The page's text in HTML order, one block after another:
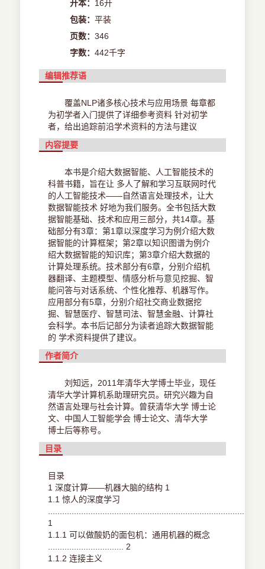
开本： 16开
包装：平装
页数：346
字数：442千字
编辑推荐语
覆盖NLP诸多核心技术与应用场景 每章都
为初学者入门提供了详细参考资料 针对初学
者，给出追踪前沿学术资料的方法与建议
内容提要
本书是介绍大数据智能、人工智能技术的
科普书籍，旨在让 多人了解和学习互联网时代
的人工智能技术——自然语言处理技术，让大
数据智能技术 好地为我们服务。全书包括大数
据智能基础、技术和应用三部分，共14章。基
础部分有3章：第1章以深度学习为例介绍大数
据智能的计算框架；第2章以知识图谱为例介
绍大数据智能的知识库；第3章介绍大数据的
计算处理系统。技术部分有6章，分别介绍机
器翻译、主题模型、情感分析与意见挖掘、智
能问答与对话系统、个性化推荐、机器写作。
应用部分有5章，分别介绍社交商业数据挖
掘、智慧医疗、智慧司法、智慧金融、计算社
会科学。本书后记部分为读者追踪大数据智能
的 学术资料提供了建议。
作者简介
刘知远，2011年清华大学博士毕业，现任
清华大学计算机系助理研究员。研究兴趣为自
然语言处理与社会计算。曾获清华大学 博士论
文、中国人工智能学会 博士论文、清华大学
博士后等称号。
目录
目录
1 深度计算——机器大脑的结构 1
1.1 惊人的深度学习
...................................................................................
1
1.1.1 可以做酸奶的面包机：通用机器的概念
................................ 2
1.1.2 连接主义